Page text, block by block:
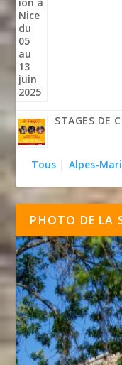
STAGES DE
Tous | Alpes-
PHOTO DE LA